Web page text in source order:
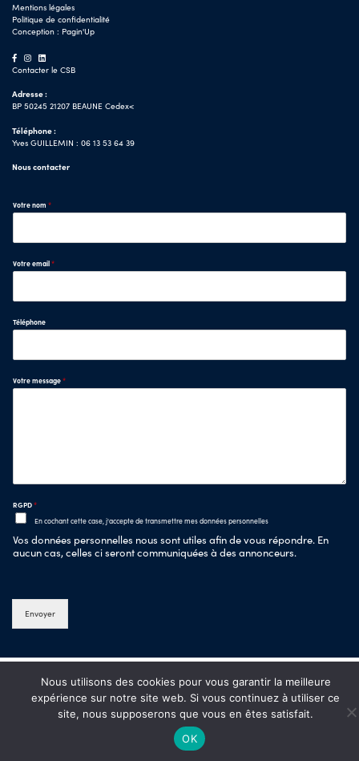
Mentions légales
Politique de confidentialité
Conception : Pagin'Up
Contacter le CSB
Adresse :
BP 50245 21207 BEAUNE Cedex<
Téléphone :
Yves GUILLEMIN : 06 13 53 64 39
Nous contacter
Votre nom *
Votre email*
Téléphone
Votre message*
RGPD*
En cochant cette case, j'accepte de transmettre mes données personnelles
Vos données personnelles nous sont utiles afin de vous répondre. En
aucun cas, celles ci seront communiquées à des annonceurs.
Envoyer
Nous utilisons des cookies pour vous garantir la meilleure
expérience sur notre site web. Si vous continuez à utiliser ce
site, nous supposerons que vous en êtes satisfait.
OK